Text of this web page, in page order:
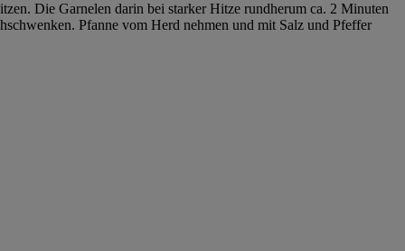
Die Garnelen darin bei starker Hitze rundherum ca. 2 Minuten
Pfanne vom Herd nehmen und mit Salz und Pfeffer